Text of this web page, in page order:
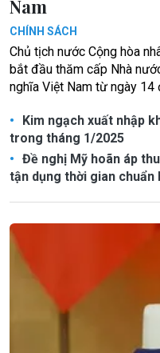
Nam
CHÍNH SÁCH
Chủ tịch nước Cộng hòa
bắt đầu thăm cấp Nhà
nghĩa Việt Nam từ ngày
Kim ngạch xuất nhập
trong tháng 1/2025
Đề nghị Mỹ hoãn áp
tận dụng thời gian chuẩn